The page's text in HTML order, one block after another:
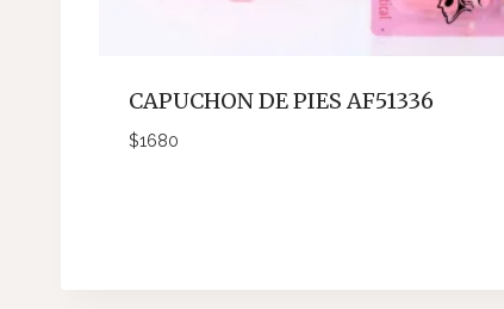
CAPUCHON DE PIES AF51336
$1680